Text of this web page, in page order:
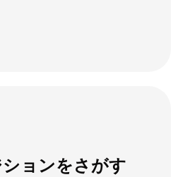
ョンをさがす